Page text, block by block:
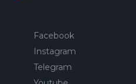
Facebook
Instagram
Telegram